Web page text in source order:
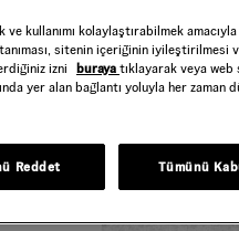
Bu ürünle ilgileniyorum
Email Adresi
kullanımı kolaylaştırabilmek
tanıması, sitenin içeriğinin
izni
buraya tıklayarak veya
yer alan bağlantı yoluyla her zaman
Reddet Tümünü